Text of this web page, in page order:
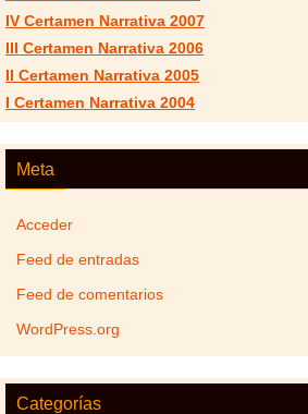
IV Certamen Narrativa 2007
III Certamen Narrativa 2006
II Certamen Narrativa 2005
I Certamen Narrativa 2004
Meta
Acceder
Feed de entradas
Feed de comentarios
WordPress.org
Categorías